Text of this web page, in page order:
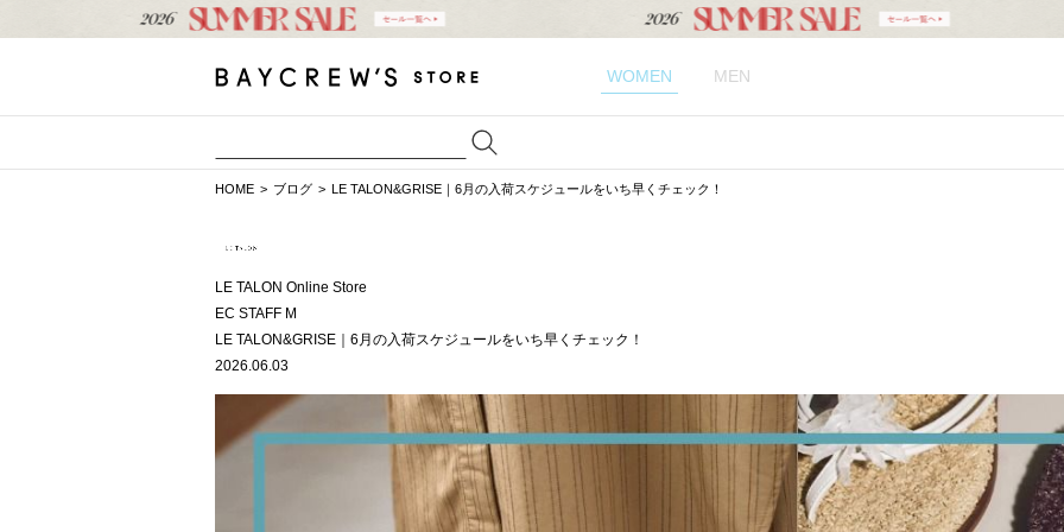
WOMEN MEN
HOME ブログ LE TALON&GRISE｜6月の入荷スケジュールをいち早くチェック！
LE TALON Online Store
EC STAFF M
LE TALON&GRISE｜6月の入荷スケジュールをいち早くチェック！
2026.06.03